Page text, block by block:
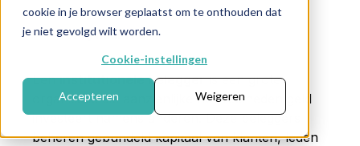
cookie in je browser geplaatst om te onthouden dat
je niet gevolgd wilt worden.
Cookie-instellingen
Accepteren Weigeren
← Terug naar FAQ
Eeninstitutionele beleggeris een grote
organisatie die aanzienlijke hoeveelheden geld
investeert namens anderen. Deze beleggers
beheren gebundeld kapitaal van klanten, leden